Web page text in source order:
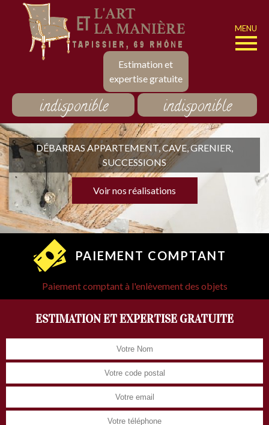
Estimation et
expertise gratuite
MENU
indisponible indisponible
DÉBARRAS APPARTEMENT, CAVE, GRENIER,
SUCCESSIONS
Voir nos réalisations
PAIEMENT COMPTANT
Paiement comptant à l'enlèvement des objets
ESTIMATION ET EXPERTISE GRATUITE